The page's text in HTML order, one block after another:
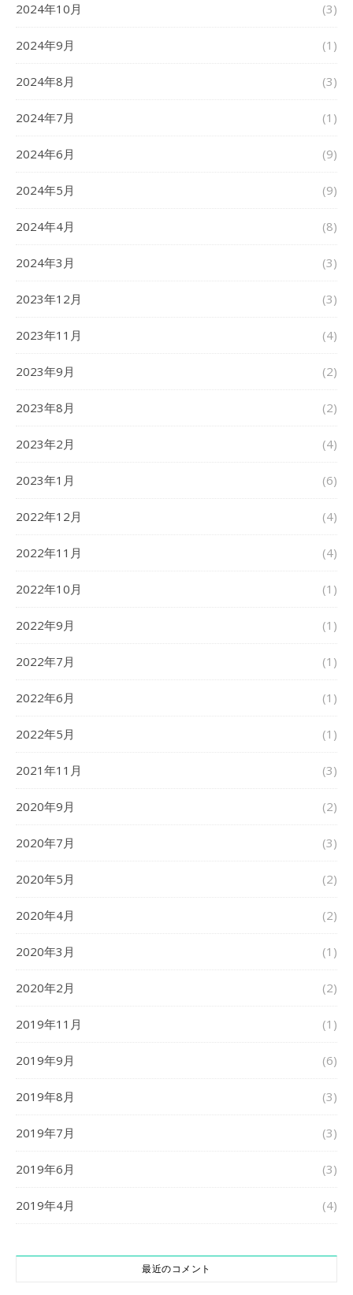
2024年10月 (3)
2024年9月 (1)
2024年8月 (3)
2024年7月 (1)
2024年6月 (9)
2024年5月 (9)
2024年4月 (8)
2024年3月 (3)
2023年12月 (3)
2023年11月 (4)
2023年9月 (2)
2023年8月 (2)
2023年2月 (4)
2023年1月 (6)
2022年12月 (4)
2022年11月 (4)
2022年10月 (1)
2022年9月 (1)
2022年7月 (1)
2022年6月 (1)
2022年5月 (1)
2021年11月 (3)
2020年9月 (2)
2020年7月 (3)
2020年5月 (2)
2020年4月 (2)
2020年3月 (1)
2020年2月 (2)
2019年11月 (1)
2019年9月 (6)
2019年8月 (3)
2019年7月 (3)
2019年6月 (3)
2019年4月 (4)
最近のコメント